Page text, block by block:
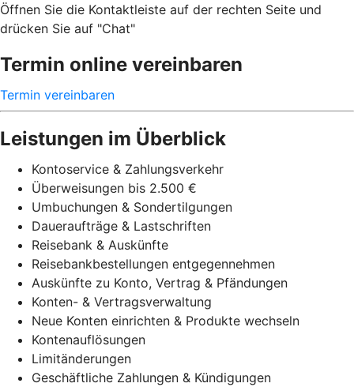
Öffnen Sie die Kontaktleiste auf der rechten Seite und
drücken Sie auf "Chat"
Termin online vereinbaren
Termin vereinbaren
Leistungen im Überblick
Kontoservice & Zahlungsverkehr
Überweisungen bis 2.500 €
Umbuchungen & Sondertilgungen
Daueraufträge & Lastschriften
Reisebank & Auskünfte
Reisebankbestellungen entgegennehmen
Auskünfte zu Konto, Vertrag & Pfändungen
Konten- & Vertragsverwaltung
Neue Konten einrichten & Produkte wechseln
Kontenauflösungen
Limitänderungen
Geschäftliche Zahlungen & Kündigungen